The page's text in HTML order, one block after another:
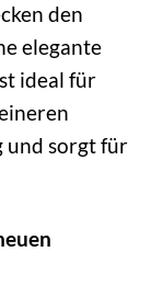
den
elegante
ideal für
und sorgt für